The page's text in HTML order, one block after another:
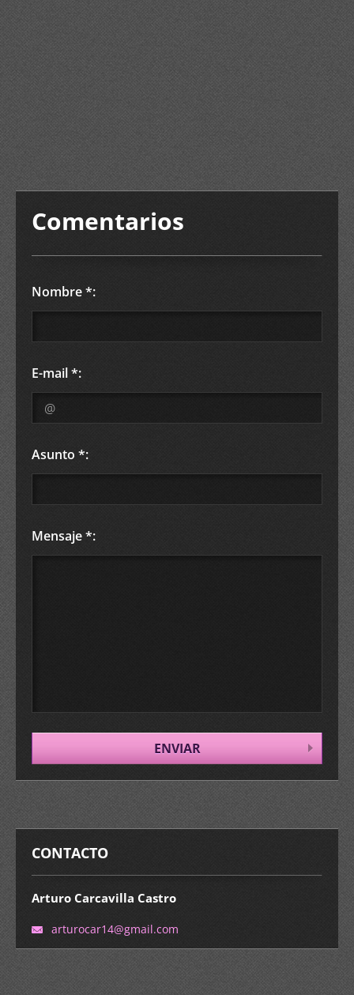
Comentarios
Nombre *:
E-mail *:
Asunto *:
Mensaje *:
CONTACTO
Arturo Carcavilla Castro
arturocar14@gmail.com